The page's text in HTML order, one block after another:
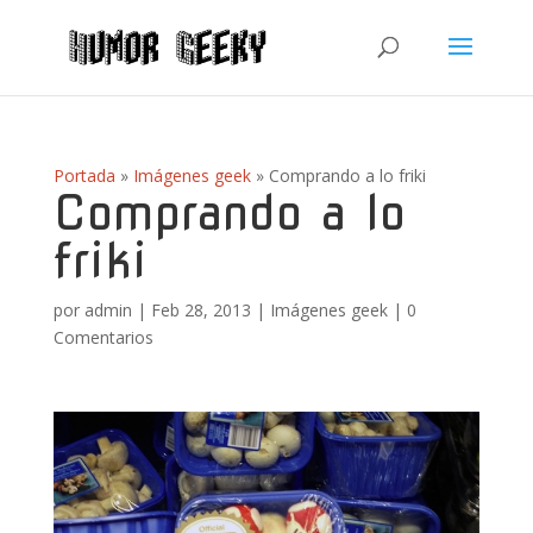
Portada » Imágenes geek» Comprando a lo friki
Comprando a lo
friki
por admin | Feb 28, 2013 | Imágenes geek| 0
Comentarios